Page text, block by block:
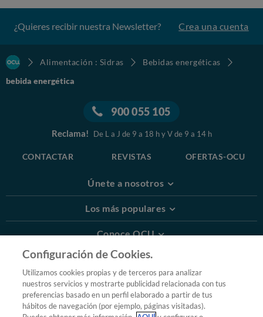
¿Quieres recibir nuestra Newsletter? Crea una cuenta
Alimentación : Sidras
Bebidas energéticas
bebida energética
900 055 105
Reclama! De L a J de 9 a 18 h y V de 9 a 14 h
CONTACTAR REVISTAS OFERTAS-OCU
Únete a nosotros
Los más populares
Conoce OCU
Más Información
© 2026 OCU
Condiciones generales de contratación de OCU
Política de privacidad
Configuración de Cookies.
Utilizamos cookies propias y de terceros para analizar
nuestros servicios y mostrarte publicidad relacionada con tus
preferencias basado en un perfil elaborado a partir de tus
hábitos de navegación (por ejemplo, páginas visitadas).